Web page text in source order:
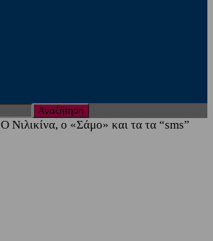
O Νιλικίνα, ο «Σάμο» και τα τα “sms”